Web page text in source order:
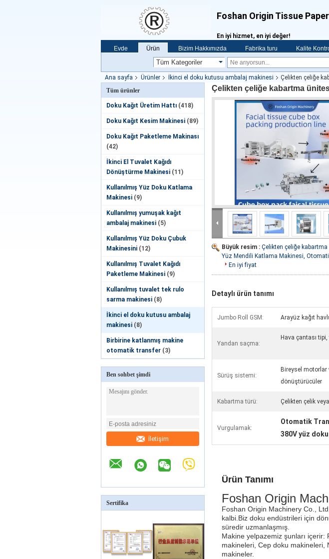
Foshan Origin Tissue
En iyi hizmet, en iyi değer!
Evde Ürün Bizim Hakkımızda Fabrika turu Kalite
Ana sayfa Ürünler İkinci el doku kutusu ambalaj makinesi
Çelikten çeliğe
Tüm ürünler
Doku Kağıt Üretim Hattı (418)
Doku Kağıt Kesim Makinesi (89)
Doku Kağıt Paketleme Makinası
(42)
İkinci El Tuvalet Kağıdı
Dönüştürme Makinesi (11)
Kullanılmış Yüz Doku Katlama
Makinesi (9)
Kullanılmış yumuşak kağıt
ambalaj makinesi (5)
Kullanılmış Yüz Doku Çubuk
Makinesini (12)
Kullanılmış Tuvalet Kağıdı
Paketleme Makinesi (9)
Kullanılmış tuvalet tek rulo
sarma makinesi (8)
İkinci el doku kutusu ambalaj
makinesi (8)
Birbirine katlanmış makine
otomatik transfer (3)
Ben sohbet şimdi
İletişim
Sertifika
Çelikten çeliğe kabartma
Büyük resim : Çelikten çeliğe kabartma
Yüz Mendili Katlama Makinesi,
En iyi fiyat
Detaylı ürün tanımı
Jumbo Roll GSM: Arayüz kağıt
Yandan saçma:
Hava çantası
Sürüş sistemi:
Bireysel motorlar
dönüştürücüler
Kabartma türü: Çelikten çelik
Vurgulamak:
Otomatik
380V yüz
Ürün Tanımı
Foshan Origin
Foshan Origin Machinery Co.,
kalbi.Biz doku endüstrileri için
süredir uzmanlaşmış.
Makine yelpazemiz şunları
makineleri, Cep doku makineleri,
makineler.